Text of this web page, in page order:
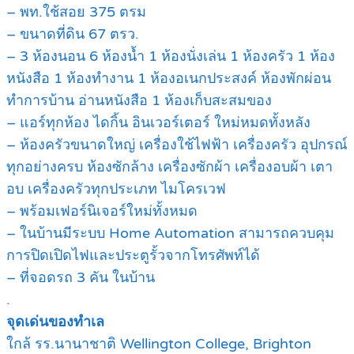
– พท.ใช้สอย 375 ตรม
– ขนาดที่ดิน 67 ตรว.
– 3 ห้องนอน 6 ห้องน้ำ 1 ห้องนั่งเล่น 1 ห้องครัว 1 ห้อง
หนังสือ 1 ห้องทำงาน 1 ห้องอเนกประสงค์ ห้องพักผ่อน
ทำการบ้าน อ่านหนังสือ 1 ห้องเก็บสะสมของ
– แอร์ทุกห้อง ไดกิ้น อินเวอร์เตอร์ ใหม่หมดทั้งหลัง
– ห้องครัวขนาดใหญ่ เครื่องใช้ไฟฟ้า เครื่องครัว อุปกรณ์
ทุกอย่างครบ ห้องซักล้าง เครื่องซักผ้า เครื่องอบผ้า เตา
อบ เครื่องครัวทุกประเภท ไมโครเวฟ
– พร้อมเฟอร์นิเจอร์ใหม่ทั้งหมด
– ในบ้านมีระบบ Home Automation สามารถควบคุม
การปิดเปิดไฟและประตูรั้วจากโทรศัพท์ได้
– ที่จอดรถ 3 คัน ในบ้าน
.
จุดเด่นของทำเล
ใกล้ รร.นานาชาติ Wellington College, Brighton